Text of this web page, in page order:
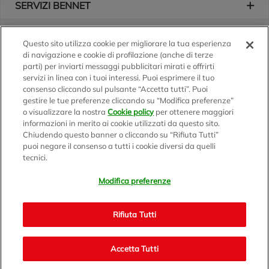
SERVIZI BENNET
Logo Bennet
Seguici sui nostri canali
Scarica l'app
Sede Amministrativa e Commerciale: Via Enzo Ratti, 2 - 22070
Monza Brianza e Lodi 07071700152 - REA MI 1137002 -
Questo sito utilizza cookie per migliorare la tua esperienza
di navigazione e cookie di profilazione (anche di terze
parti) per inviarti messaggi pubblicitari mirati e offrirti
servizi in linea con i tuoi interessi. Puoi esprimere il tuo
consenso cliccando sul pulsante “Accetta tutti”. Puoi
gestire le tue preferenze cliccando su “Modifica preferenze”
o visualizzare la nostraCookie policyper ottenere maggiori
informazioni in merito ai cookie utilizzati da questo sito.
Chiudendo questo banner o cliccando su “Rifiuta Tutti”
puoi negare il consenso a tutti i cookie diversi da quelli
tecnici.
Modifica preferenze
Rifiuta Tutti
Accetta Tutti